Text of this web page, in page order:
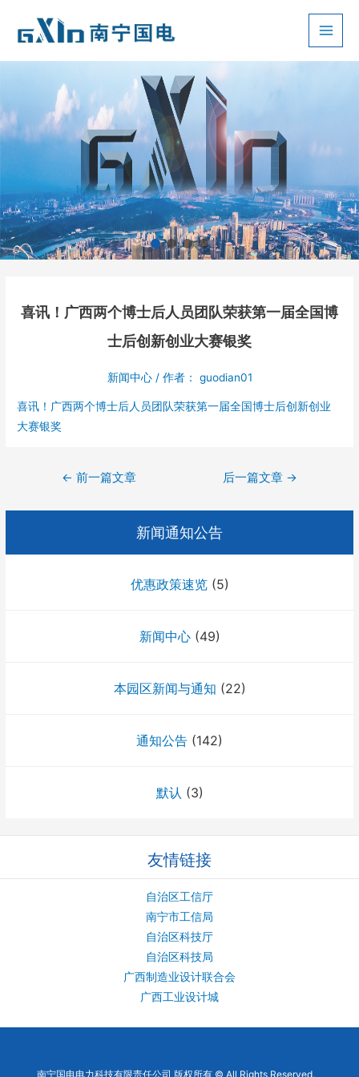
Main
新闻通知公告
优惠政策速览(5)
新闻中心(49)
本园区新闻与通知 (22)
通知公告 (142)
默认 (3)
喜讯！广西两个博士后人员团队荣获第一届全国博
士后创新创业大赛银奖
新闻中心/ 作者： guodian01
喜讯！广西两个博士后人员团队荣获第一届全国博士后创新创业
大赛银奖
导
← 前一篇文章 后一篇文章 →
友情链接
自治区工信厅
南宁市工信局
自治区科技厅
自治区科技局
广西制造业设计联合会
广西工业设计城
南宁国电电力科技有限责任公司 版权所有 © All Rights Reserved.